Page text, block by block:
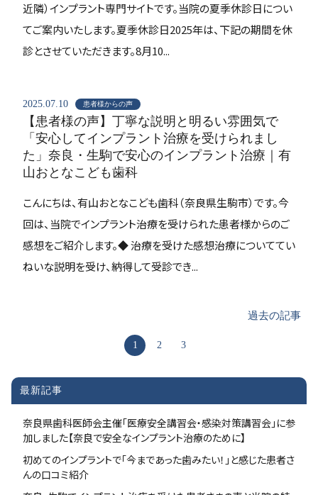
近隣）インプラント専門サイトです。当院の夏季休診日につい
てご案内いたします。夏季休診日2025年は、下記の期間を休
診とさせていただきます。8月10...
2025.07.10 患者様からの声
【患者様の声】丁寧な説明と明るい雰囲気で
「安心してインプラント治療を受けられまし
た」奈良・生駒で安心のインプラント治療｜有
山おとなこども歯科
こんにちは、有山おとなこども歯科（奈良県生駒市）です。今
回は、当院でインプラント治療を受けられた患者様からのご
感想をご紹介します。◆ 治療を受けた感想治療についててい
ねいな説明を受け、納得して受診でき...
1 2 3
過去の記事
最新記事
奈良県歯科医師会主催「医療安全講習会・感染対策講習会」に参
加しました【奈良で安全なインプラント治療のために】
初めてのインプラントで「今まであった歯みたい！」と感じた患者さ
んの口コミ紹介